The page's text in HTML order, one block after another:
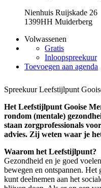
Nienhuis Ruijskade 26
1399HH Muiderberg
Volwassenen
Gratis
Inloopspreekuur
Toevoegen aan agenda
Spreekuur Leefstijlpunt
Het Leefstijlpunt Gooise
rondom (mentale)
staan zorgprofessionals
advies. Zij weten waar je
Waarom het Leefstijlpunt?
Gezondheid en je goed
bewegen en ontspannen.
kunt deelnemen aan het